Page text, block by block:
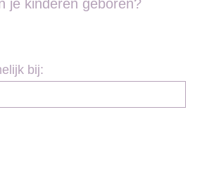
je kinderen geboren?
bij: